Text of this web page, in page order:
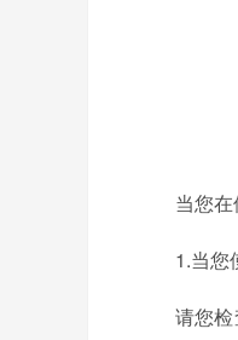
当您
1.当您
请您